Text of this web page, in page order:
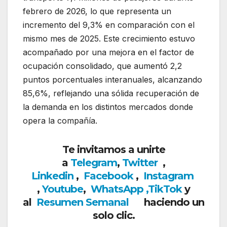
febrero de 2026, lo que representa un
incremento del 9,3% en comparación con el
mismo mes de 2025. Este crecimiento estuvo
acompañado por una mejora en el factor de
ocupación consolidado, que aumentó 2,2
puntos porcentuales interanuales, alcanzando
85,6%, reflejando una sólida recuperación de
la demanda en los distintos mercados donde
opera la compañía.
Te invitamos a unirte
a Telegram, Twitter ,
Linkedin, Facebook, Instagram
,Youtube, WhatsApp ,TikToky
al Resumen Semanal haciendo un
solo clic.